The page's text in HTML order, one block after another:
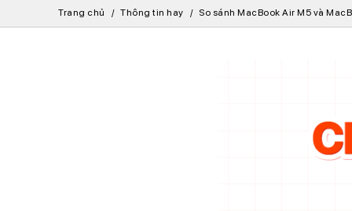
AirTag 2 Mới
Osmo Pocket
Loa Marshall
Trang chủ Thông tin hay So sánh MacBook Air M5 và